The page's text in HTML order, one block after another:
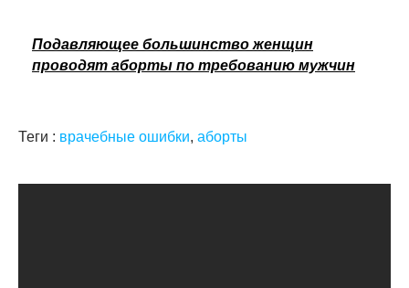
Подавляющее большинство женщин
проводят аборты по требованию мужчин
Теги : врачебные ошибки, аборты